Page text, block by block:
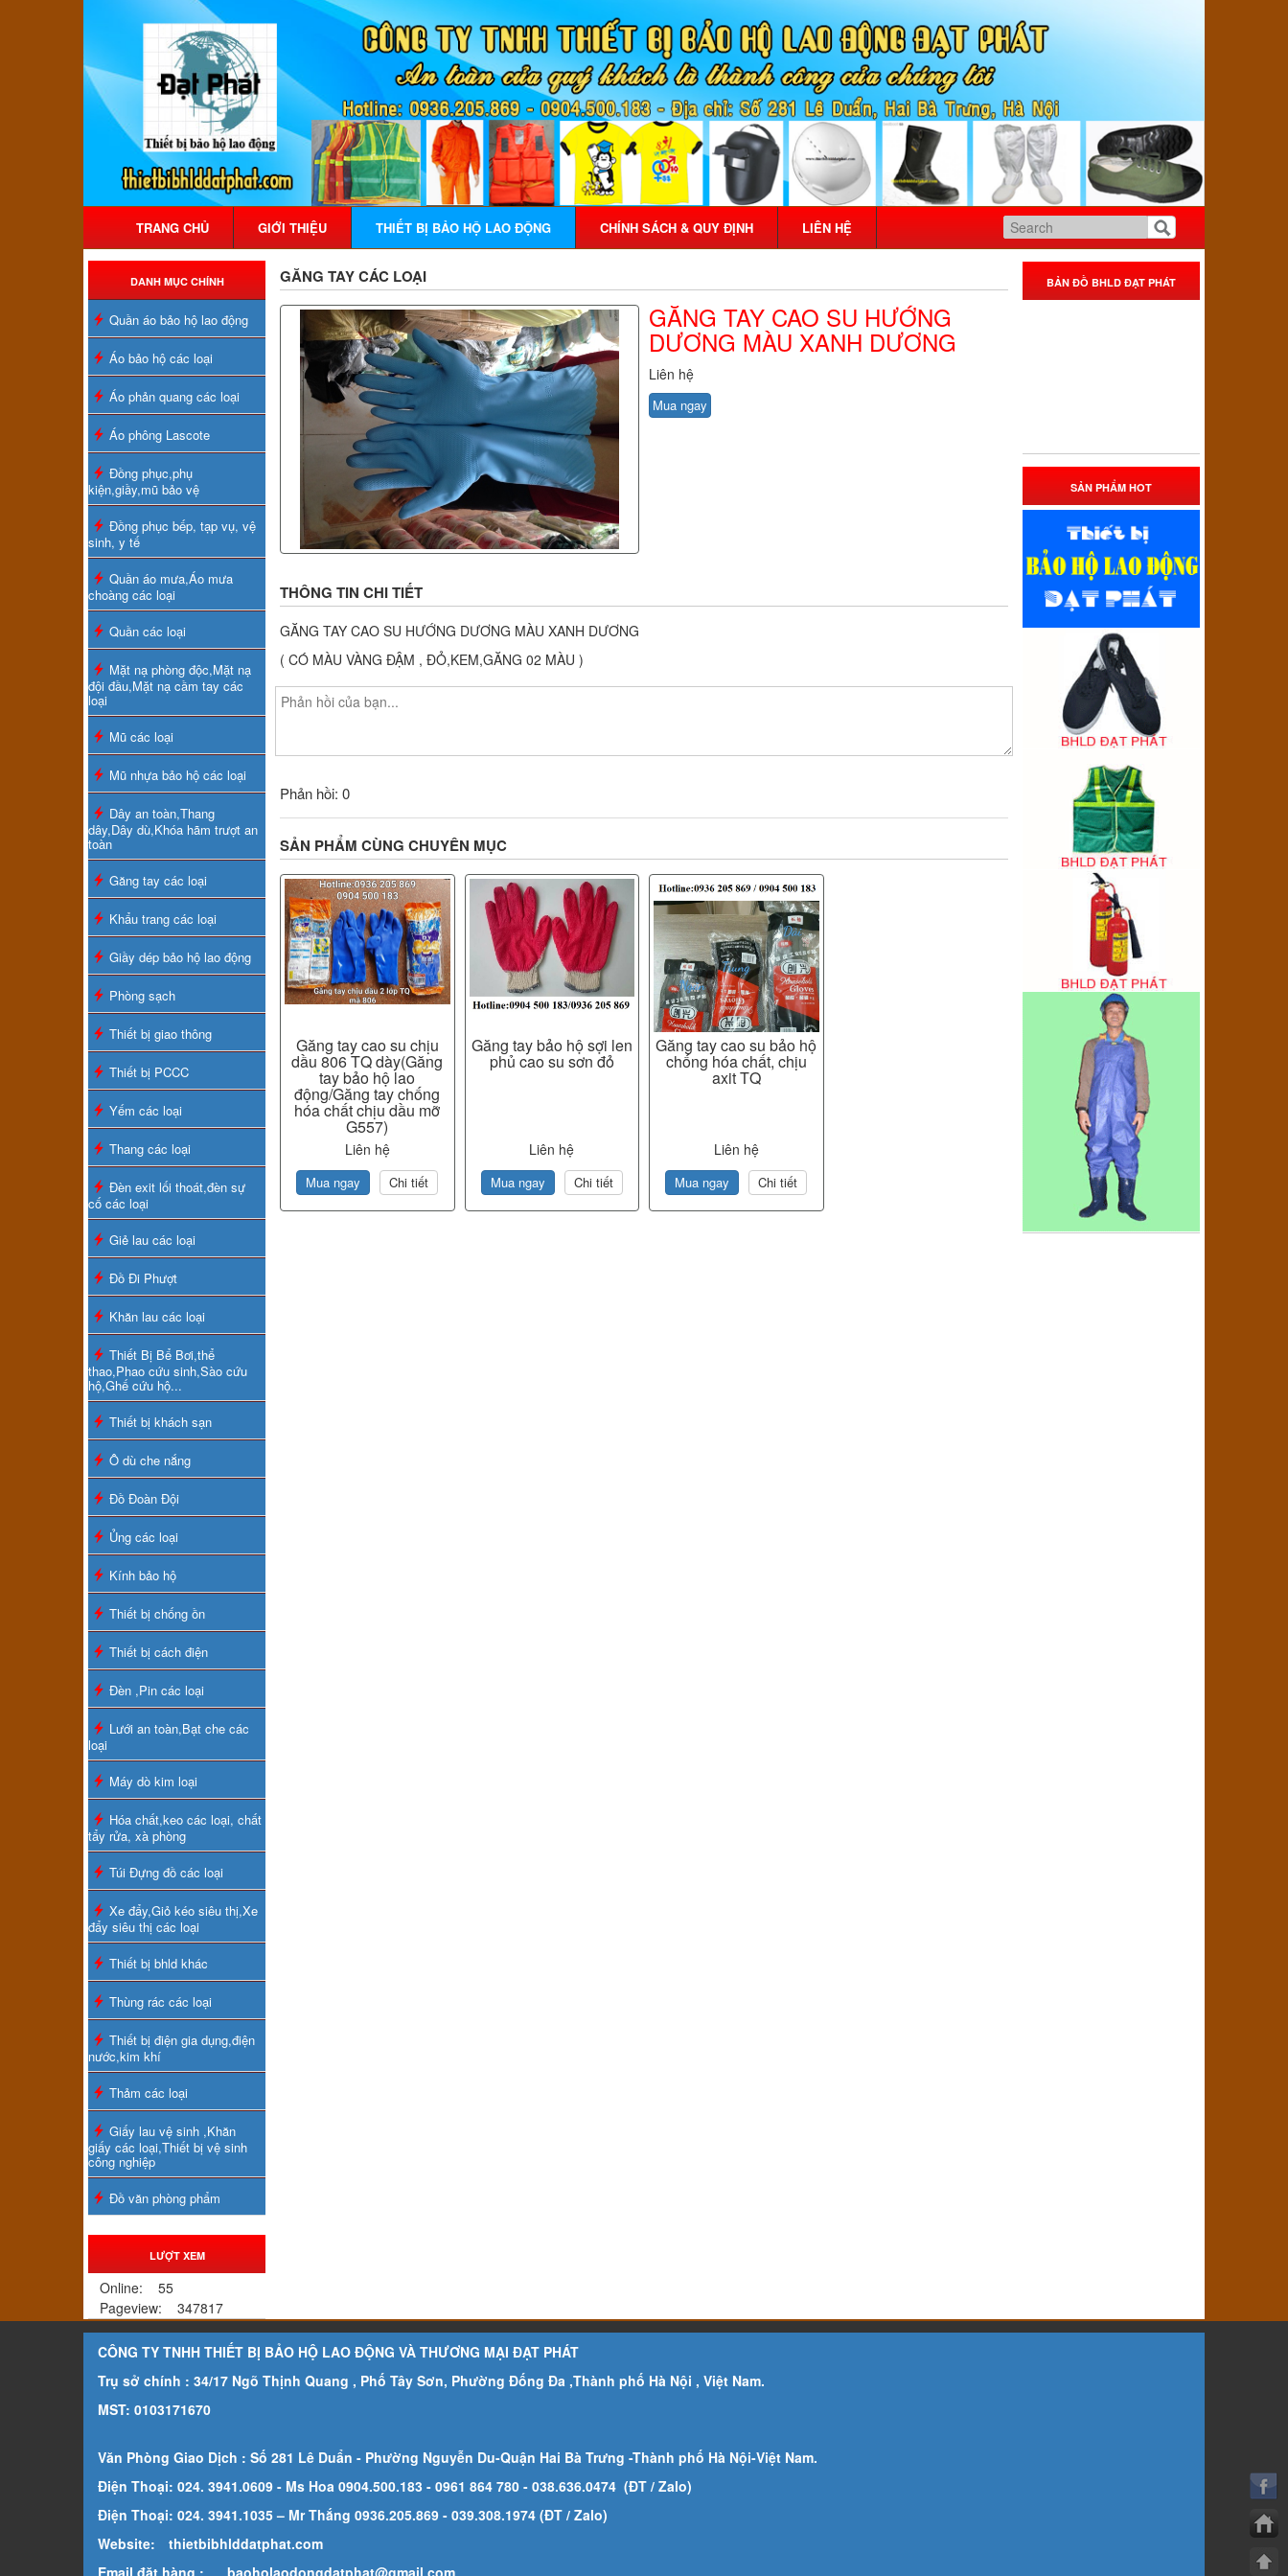
TRANG CHỦ GIỚI THIỆU THIẾT BỊ BẢO HỘ LAO ĐỘNG CHÍNH SÁCH & QUY ĐỊNH LIÊN HỆ
DANH MỤC CHÍNH
Quần áo bảo hộ lao động
Áo bảo hộ các loại
Áo phản quang các loại
Áo phông Lascote
Đồng phục,phụ
kiện,giầy,mũ bảo vệ
Đồng phục bếp, tạp vụ, vệ
sinh, y tế
Quần áo mưa,Áo mưa
choàng các loại
Quần các loại
Mặt nạ phòng độc,Mặt nạ
đội đầu,Mặt nạ cầm tay các
loại
Mũ các loại
Mũ nhựa bảo hộ các loại
Dây an toàn,Thang
dây,Dây dù,Khóa hãm trượt an
toàn
Găng tay các loại
Khẩu trang các loại
Giầy dép bảo hộ lao động
Phòng sạch
Thiết bị giao thông
Thiết bị PCCC
Yếm các loại
Thang các loại
Đèn exit lối thoát,đèn sự
cố các loại
Giẻ lau các loại
Đồ Đi Phượt
Khăn lau các loại
Thiết Bị Bể Bơi,thể
thao,Phao cứu sinh,Sào cứu
hộ,Ghế cứu hộ...
Thiết bị khách sạn
Ô dù che nắng
Đồ Đoàn Đội
Ủng các loại
Kính bảo hộ
Thiết bị chống ồn
Thiết bị cách điện
Đèn ,Pin các loại
Lưới an toàn,Bạt che các
loại
Máy dò kim loại
Hóa chất,keo các loại, chất
tẩy rửa, xà phòng
Túi Đựng đồ các loại
Xe đẩy,Giỏ kéo siêu thị,Xe
đẩy siêu thị các loại
Thiết bị bhld khác
Thùng rác các loại
Thiết bị điện gia dụng,điện
nước,kim khí
Thảm các loại
Giấy lau vệ sinh ,Khăn
giấy các loại,Thiết bị vệ sinh
công nghiệp
Đồ văn phòng phẩm
LƯỢT XEM
Online:
55
Pageview:
347817
GĂNG TAY CÁC LOẠI
GĂNG TAY CAO SU HƯỚNG
DƯƠNG MÀU XANH DƯƠNG
Liên hệ
Mua ngay
THÔNG TIN CHI TIẾT
GĂNG TAY CAO SU HƯỚNG DƯƠNG MÀU XANH DƯƠNG
( CÓ MÀU VÀNG ĐẬM , ĐỎ,KEM,GĂNG 02 MÀU )
Phản hồi: 0
SẢN PHẨM CÙNG CHUYÊN MỤC
Găng tay cao su chịu
dầu 806 TQ dày(Găng
tay bảo hộ lao
động/Găng tay chống
hóa chất chịu dầu mỡ
G557)
Liên hệ
Mua ngay Chi tiết
Găng tay bảo hộ sợi len
phủ cao su sơn đỏ
Liên hệ
Mua ngay Chi tiết
Găng tay cao su bảo hộ
chống hóa chất, chịu
axit TQ
Liên hệ
Mua ngay Chi tiết
BẢN ĐỒ BHLD ĐẠT PHÁT
SẢN PHẨM HOT
CÔNG TY TNHH THIẾT BỊ BẢO HỘ LAO ĐỘNG VÀ THƯƠNG MẠI ĐẠT PHÁT
Trụ sở chính : 34/17 Ngõ Thịnh Quang , Phố Tây Sơn, Phường Đống Đa ,Thành phố Hà Nội , Việt Nam.
MST: 0103171670
Văn Phòng Giao Dịch : Số 281 Lê Duẩn - Phường Nguyễn Du-Quận Hai Bà Trưng -Thành phố Hà Nội-Việt Nam.
Điện Thoại: 024. 3941.0609 - Ms Hoa 0904.500.183 - 0961 864 780 - 038.636.0474 (ĐT / Zalo)
Điện Thoại: 024. 3941.1035 – Mr Thắng 0936.205.869 - 039.308.1974 (ĐT / Zalo)
Website:
thietbibhlddatphat.com
Email đặt hàng : baoholaodongdatphat@gmail.com